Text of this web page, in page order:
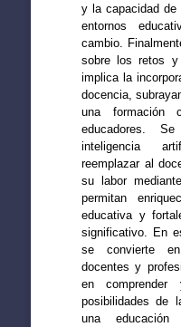
y la capacidad de
entornos
cambio.
sobre los retos y
implica la
docencia,
una formación
educadores.
inteligencia
reemplazar al
su labor
permitan
educativa y
significativo. En
se convierte
docentes y
en comprender
posibilidades de
una educación